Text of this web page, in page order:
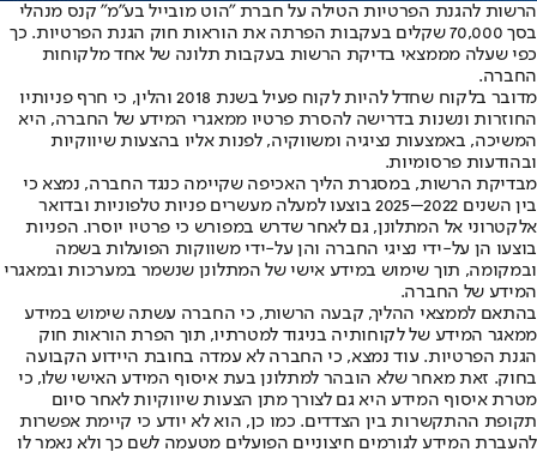
הרשות להגנת הפרטיות הטילה על חברת "הוט מובייל בע"מ" קנס מנהלי
בסך 70,000 שקלים בעקבות הפרתה את הוראות חוק הגנת הפרטיות. כך
כפי שעלה מממצאי בדיקת הרשות בעקבות תלונה של אחד מלקוחות
החברה.
מדובר בלקוח שחדל להיות לקוח פעיל בשנת 2018 והלין, כי חרף פניותיו
החוזרות ונשנות בדרישה להסרת פרטיו ממאגרי המידע של החברה, היא
המשיכה, באמצעות נציגיה ומשווקיה, לפנות אליו בהצעות שיווקיות
ובהודעות פרסומיות.
מבדיקת הרשות, במסגרת הליך האכיפה שקיימה כנגד החברה, נמצא כי
בין השנים 2022–2025 בוצעו למעלה מעשרים פניות טלפוניות ובדואר
אלקטרוני אל המתלונן, גם לאחר שדרש במפורש כי פרטיו יוסרו. הפניות
בוצעו הן על-ידי נציגי החברה והן על-ידי משווקות הפועלות בשמה
ובמקומה, תוך שימוש במידע אישי של המתלונן שנשמר במערכות ובמאגרי
המידע של החברה.
בהתאם לממצאי ההליך, קבעה הרשות, כי החברה עשתה שימוש במידע
ממאגר המידע של לקוחותיה בניגוד למטרתיו, תוך הפרת הוראות חוק
הגנת הפרטיות. עוד נמצא, כי החברה לא עמדה בחובת היידוע הקבועה
בחוק. זאת מאחר שלא הובהר למתלונן בעת איסוף המידע האישי שלו, כי
מטרת איסוף המידע היא גם לצורך מתן הצעות שיווקיות לאחר סיום
תקופת ההתקשרות בין הצדדים. כמו כן, הוא לא יודע כי קיימת אפשרות
להעברת המידע לגורמים חיצוניים הפועלים מטעמה לשם כך ולא נאמר לו